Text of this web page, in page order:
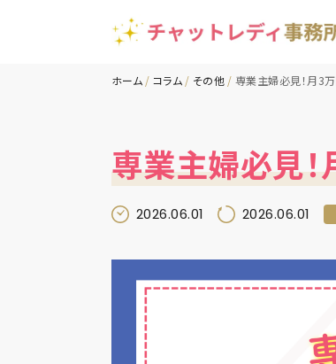
ホーム コラム その他 専業主婦必見！月3
専業主婦必見
2026.06.01
2026.06.01